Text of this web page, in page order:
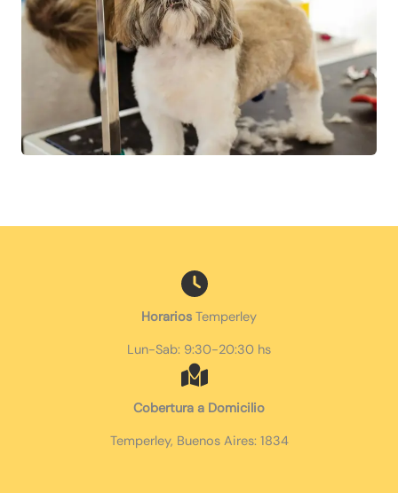
Horarios Temperley
Lun-Sab: 9:30-20:30 hs
Cobertura a Domicilio
Temperley, Buenos Aires: 1834